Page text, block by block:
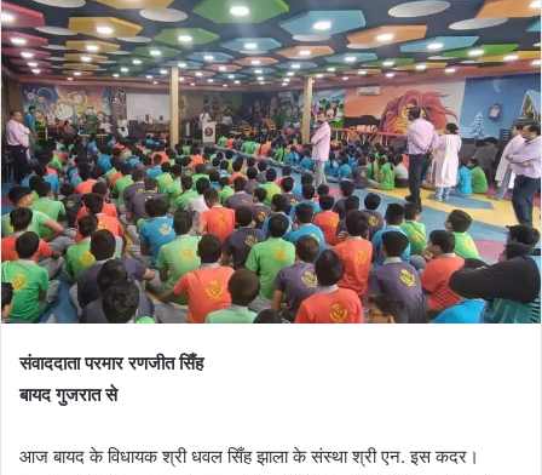
संवाददाता परमार रणजीत सिँह
बायद गुजरात से
आज बायद के विधायक श्री धवल सिँह झाला के संस्था श्री एन. इस कदर।